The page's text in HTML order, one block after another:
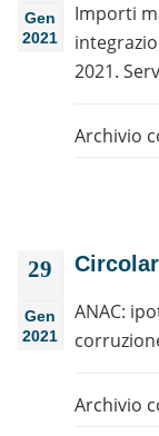
Gen
2021
Importi
2021.
Archivio
29
Gen
2021
ANAC:
Archivio